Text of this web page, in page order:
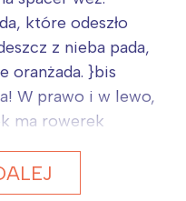
które odeszło
z nieba pada,
oranżada. }bis
W prawo i w lewo,
ma rowerek